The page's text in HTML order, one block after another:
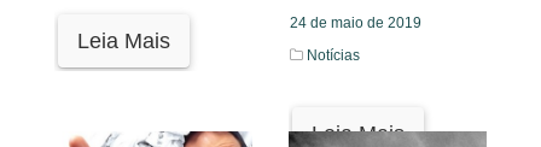
Leia Mais
24 de maio de 2019
Notícias
Leia Mais